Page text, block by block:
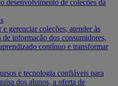
desenvolvimento de coleções da
gerenciar coleções, atender às
de informação dos consumidores,
contínuo e transformar
e tecnologia confiáveis para
dos alunos, a oferta de